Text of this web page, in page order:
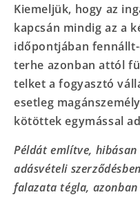
Kiemeljük, hogy az
kapcsán mindig az a
időpontjában
terhe azonban attól
telket a fogyasztó
esetleg
kötöttek egymással
Példát említve,
adásvételi
falazata tégla,